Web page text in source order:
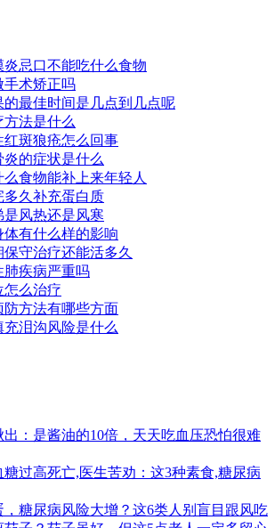
炎忌口不能吃什么食物
手术矫正吗
的最佳时间是几点到几点呢
法是什么
红斑狼疮怎么回事
的症状是什么
食物能补上来年轻人
多久补充蛋白质
是风热还是风寒
体有什么样的影响
守治疗还能活多久
肺疾病严重吗
怎么治疗
防方法有哪些方面
泪沟风险是什么
出：是酱油的10倍，天天吃血压恐怕很难
糖过高死亡,医生苦劝：这3种素食,糖尿病
糖尿病风险大增？这6类人别盲目跟风吃